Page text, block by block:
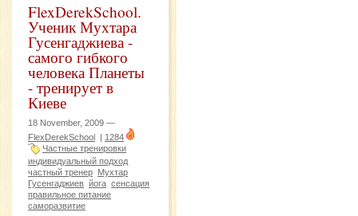
FlexDerekSchool.
Ученик Мухтара
Гусенгаджиева -
самого гибкого
человека Планеты
- тренирует в
Киеве
18 November, 2009 —
FlexDerekSchool
1284
Частные тренировки
индивидуальный подход
частный тренер Мухтар
Гусенгаджиев йога сенсация
правильное питание
саморазвитие